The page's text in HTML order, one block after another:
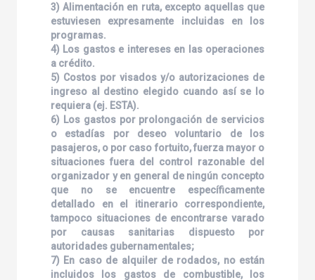
3) Alimentación en ruta, excepto aquellas que
estuviesen expresamente incluidas en los
programas.
4) Los gastos e intereses en las operaciones
a crédito.
5) Costos por visados y/o autorizaciones de
ingreso al destino elegido cuando así se lo
requiera (ej. ESTA).
6) Los gastos por prolongación de servicios
o estadías por deseo voluntario de los
pasajeros, o por caso fortuito, fuerza mayor o
situaciones fuera del control razonable del
organizador y en general de ningún concepto
que no se encuentre específicamente
detallado en el itinerario correspondiente,
tampoco situaciones de encontrarse varado
por causas sanitarias dispuesto por
autoridades gubernamentales;
7) En caso de alquiler de rodados, no están
incluidos los gastos de combustible, los